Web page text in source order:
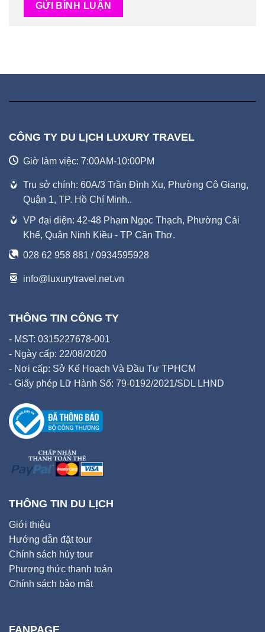
CÔNG TY DU LỊCH LUXURY TRAVEL
Giờ làm việc: 7:00AM-10:00PM
Trụ sở chính: 60A/3 Trần Đình Xu, Phường Cô Giang,
Quận 1, TP. Hồ Chí Minh..
VP đại diện: 42-48 Phạm Ngọc Thạch, Phường Cái
Khế, Quận Ninh Kiều - TP Cần Thơ.
028 62 958 881 / 0934595928
info@luxurytravel.net.vn
THÔNG TIN CÔNG TY
- MST: 0315227678-001
- Ngày cấp: 22/08/2020
- Nơi cấp: Sở Kế Hoạch Và Đầu Tư TPHCM
- Giấy phép Lữ Hành Số: 79-0192/2021/SDL LHND
THÔNG TIN DU LỊCH
Giới thiệu
Hướng dẫn đặt tour
Chính sách hủy tour
Phương thức thanh toán
Chính sách bảo mật
FANPAGE